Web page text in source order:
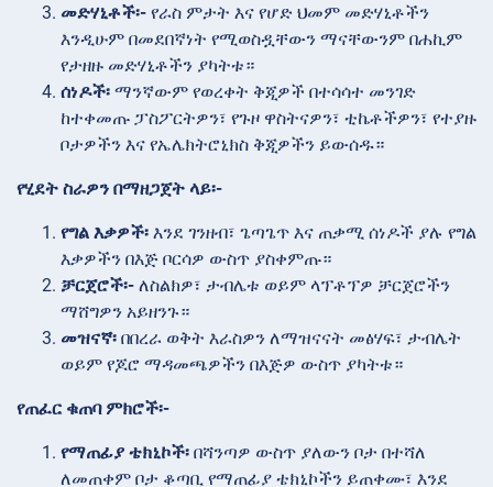
መድሃኒቶች፡- የራስ ምታት እና የሆድ ህመም መድሃኒቶችን
እንዲሁም በመደበኛነት የሚወስዷቸውን ማናቸውንም በሐኪም
የታዘዙ መድሃኒቶችን ያካትቱ።
ሰነዶች፡ ማንኛውም የወረቀት ቅጂዎች በተሳሳተ መንገድ
ከተቀመጡ ፓስፖርትዎን፣ የጉዞ ዋስትናዎን፣ ቲኬቶችዎን፣ የተያዙ
ቦታዎችን እና የኤሌክትሮኒክስ ቅጂዎችን ይውሰዱ።
የሂደት ስራዎን በማዘጋጀት ላይ፡-
የግል እቃዎች፡ እንደ ገንዘብ፣ ጌጣጌጥ እና ጠቃሚ ሰነዶች ያሉ የግል
እቃዎችን በእጅ ቦርሳዎ ውስጥ ያስቀምጡ።
ቻርጀሮች፡- ለስልክዎ፣ ታብሌቱ ወይም ላፕቶፕዎ ቻርጀሮችን
ማሸግዎን አይዘንጉ።
መዝናኛ፡ በበረራ ወቅት እራስዎን ለማዝናናት መፅሃፍ፣ ታብሌት
ወይም የጆሮ ማዳመጫዎችን በእጅዎ ውስጥ ያካትቱ።
የጠፈር ቁጠባ ምክሮች፡-
የማጠፊያ ቴክኒኮች፡ በሻንጣዎ ውስጥ ያለውን ቦታ በተሻለ
ለመጠቀም ቦታ ቆጣቢ የማጠፊያ ቴክኒኮችን ይጠቀሙ፣ እንደ